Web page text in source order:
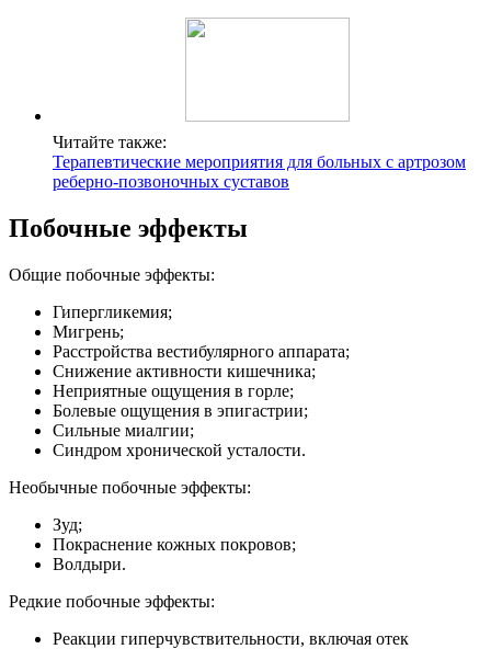
Читайте также:
Терапевтические мероприятия для больных с артрозом
реберно-позвоночных суставов
Побочные эффекты
Общие побочные эффекты:
Гипергликемия;
Мигрень;
Расстройства вестибулярного аппарата;
Снижение активности кишечника;
Неприятные ощущения в горле;
Болевые ощущения в эпигастрии;
Сильные миалгии;
Синдром хронической усталости.
Необычные побочные эффекты:
Зуд;
Покраснение кожных покровов;
Волдыри.
Редкие побочные эффекты:
Реакции гиперчувствительности, включая отек